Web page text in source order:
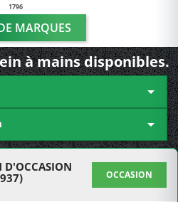
1796
MARQUES
à mains disponibles.


D'OCCASION
OCCASION